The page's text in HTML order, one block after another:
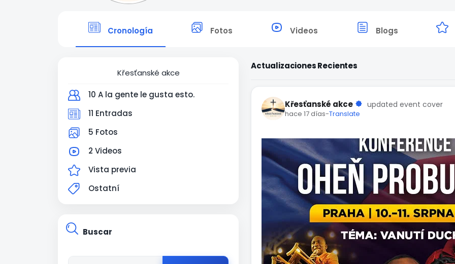
Cronología Fotos Videos Blogs
Křesťanské akce
10 A la gente le gusta esto.
11 Entradas
5 Fotos
2 Videos
Vista previa
Ostatní
Buscar
Actualizaciones Recientes
Křesťanské akce updated event cover
hace 17 días-Translate